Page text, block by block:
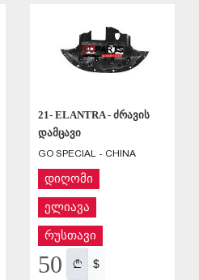
21- ELANTRA - ძრავის
დამცავი
GO SPECIAL - CHINA
დიღომი
ელიავა
რუსთავი
50 $